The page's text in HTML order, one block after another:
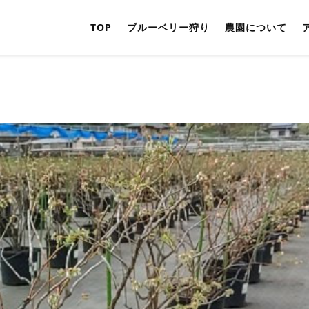
TOP ブルーベリー狩り 農園について